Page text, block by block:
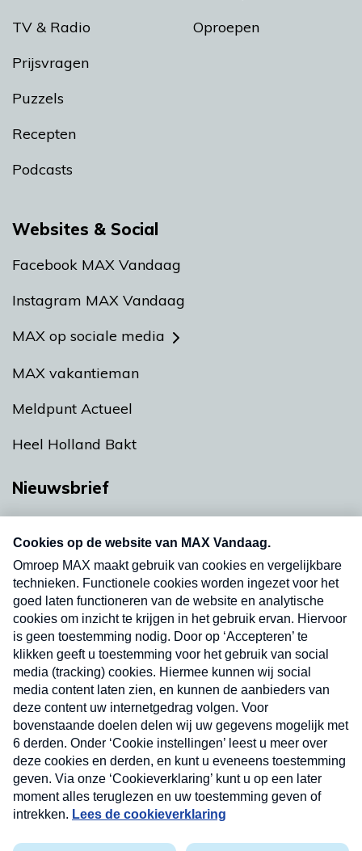
TV & Radio
Prijsvragen
Puzzels
Recepten
Podcasts
Oproepen
Websites & Social
Facebook MAX Vandaag
Instagram MAX Vandaag
MAX op sociale media
MAX vakantieman
Meldpunt Actueel
Heel Holland Bakt
Nieuwsbrief
nieuwsbrief. Elke vrijdag- en dinsdagochtend in
uw mailbox.
Verzend
Nieuwsbrief
Neem hier een gratis abonnement op onze
nieuwsbrief. Elke vrijdag- en dinsdagochtend in uw